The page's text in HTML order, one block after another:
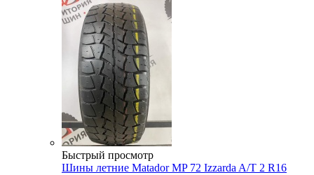
Быстрый просмотр
Шины летние Matador MP 72 Izzarda A/T 2 R16